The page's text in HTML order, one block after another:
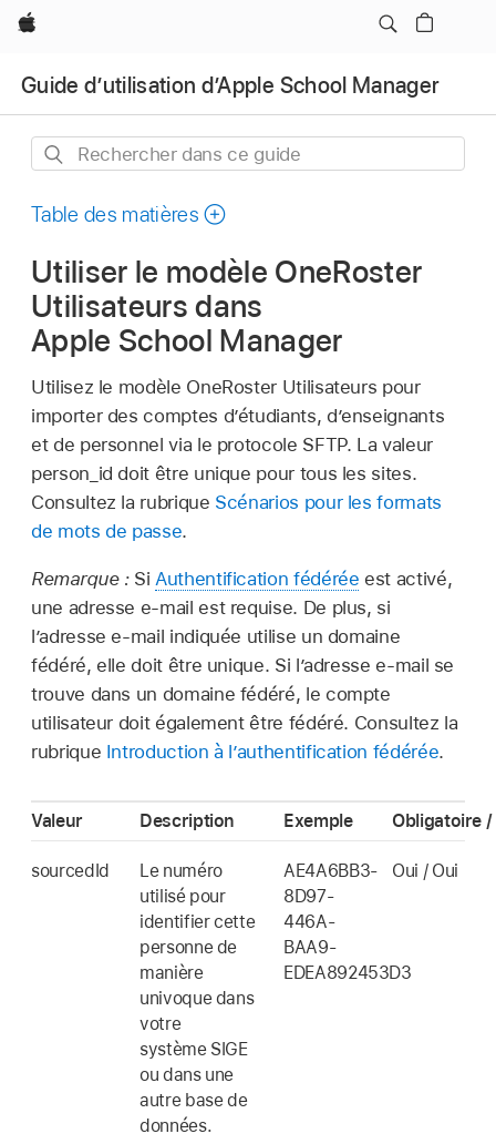
Apple
Guide d’utilisation d’Apple School Manager
Rechercher
ce
Table des matières
Utiliser le modèle OneRoster
Utilisateurs dans
Apple School Manager
Utilisez le modèle OneRoster Utilisateurs pour
importer des comptes d’étudiants, d’enseignants
et de personnel via le protocole SFTP. La valeur
person_id doit être unique pour tous les sites.
Consultez la rubrique Scénarios pour les formats
de mots de passe.
Remarque : SiAuthentification fédérée est activé,
une adresse e-mail est requise. De plus, si
l’adresse e‑mail indiquée utilise un domaine
fédéré, elle doit être unique. Si l’adresse e‑mail se
trouve dans un domaine fédéré, le compte
utilisateur doit également être fédéré. Consultez la
rubrique Introduction à l’authentification fédérée.
Valeur Description Exemple Obligatoire
sourcedId
Le numéro
utilisé pour
identifier cette
personne de
manière
univoque dans
votre
système SIGE
ou dans une
autre base de
données.
AE4A6BB3-
8D97-
446A-
BAA9-
EDEA892453D3
Oui / Oui